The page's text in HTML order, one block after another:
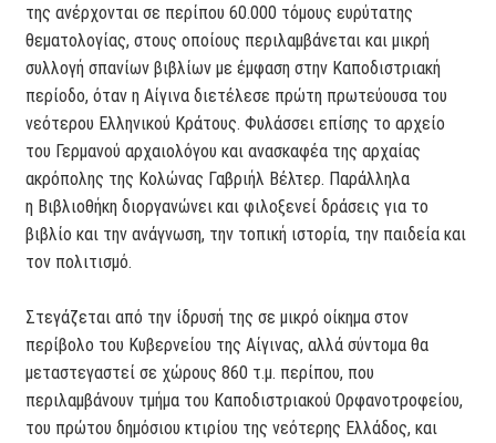
της ανέρχονται σε περίπου 60.000 τόμους ευρύτατης
θεματολογίας, στους οποίους περιλαμβάνεται και μικρή
συλλογή σπανίων βιβλίων με έμφαση στην Καποδιστριακή
περίοδο, όταν η Αίγινα διετέλεσε πρώτη πρωτεύουσα του
νεότερου Ελληνικού Κράτους. Φυλάσσει επίσης το αρχείο
του Γερμανού αρχαιολόγου και ανασκαφέα της αρχαίας
ακρόπολης της Κολώνας Γαβριήλ Βέλτερ. Παράλληλα
η Βιβλιοθήκη διοργανώνει και φιλοξενεί δράσεις για το
βιβλίο και την ανάγνωση, την τοπική ιστορία, την παιδεία και
τον πολιτισμό.
Στεγάζεται από την ίδρυσή της σε μικρό οίκημα στον
περίβολο του Κυβερνείου της Αίγινας, αλλά σύντομα θα
μεταστεγαστεί σε χώρους 860 τ.μ. περίπου, που
περιλαμβάνουν τμήμα του Καποδιστριακού Ορφανοτροφείου,
του πρώτου δημόσιου κτιρίου της νεότερης Ελλάδος, και